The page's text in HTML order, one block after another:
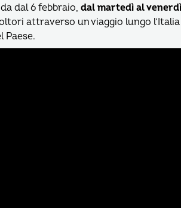
dal 6 febbraio, dal martedì al
attraverso un viaggio lungo
Paese.